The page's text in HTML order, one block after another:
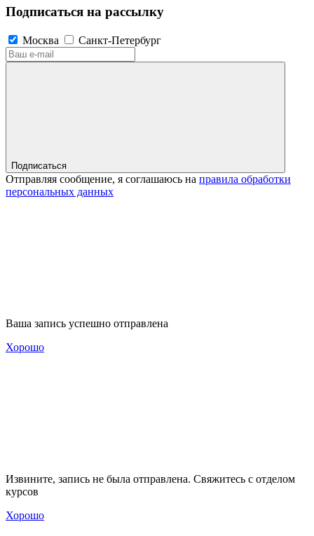
Подписаться на рассылку
Москва Санкт-Петербург
Подписаться
Отправляя сообщение, я соглашаюсь на правила обработки
персональных данных
Ваша запись успешно отправлена
Хорошо
Извините, запись не была отправлена. Свяжитесь с отделом
курсов
Хорошо